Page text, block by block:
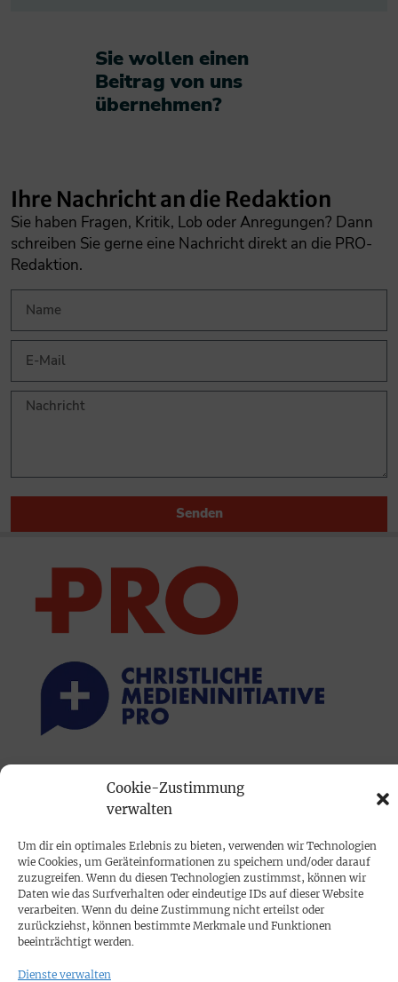
Cookie-Zustimmung
verwalten
Um dir ein optimales Erlebnis zu bieten, verwenden wir Technologien
wie Cookies, um Geräteinformationen zu speichern und/oder darauf
zuzugreifen. Wenn du diesen Technologien zustimmst, können wir
Daten wie das Surfverhalten oder eindeutige IDs auf dieser Website
verarbeiten. Wenn du deine Zustimmung nicht erteilst oder
zurückziehst, können bestimmte Merkmale und Funktionen
beeinträchtigt werden.
Dienste verwalten
Sie wollen einen
Beitrag von uns
übernehmen?​
Ihre Nachricht an die Redaktion
Sie haben Fragen, Kritik, Lob oder Anregungen? Dann
schreiben Sie gerne eine Nachricht direkt an die PRO-
Redaktion.
Senden
PRINTAUSGABE
Mediadaten
PROKOMPAKT
Impressum
SPENDEN
Datenschutz